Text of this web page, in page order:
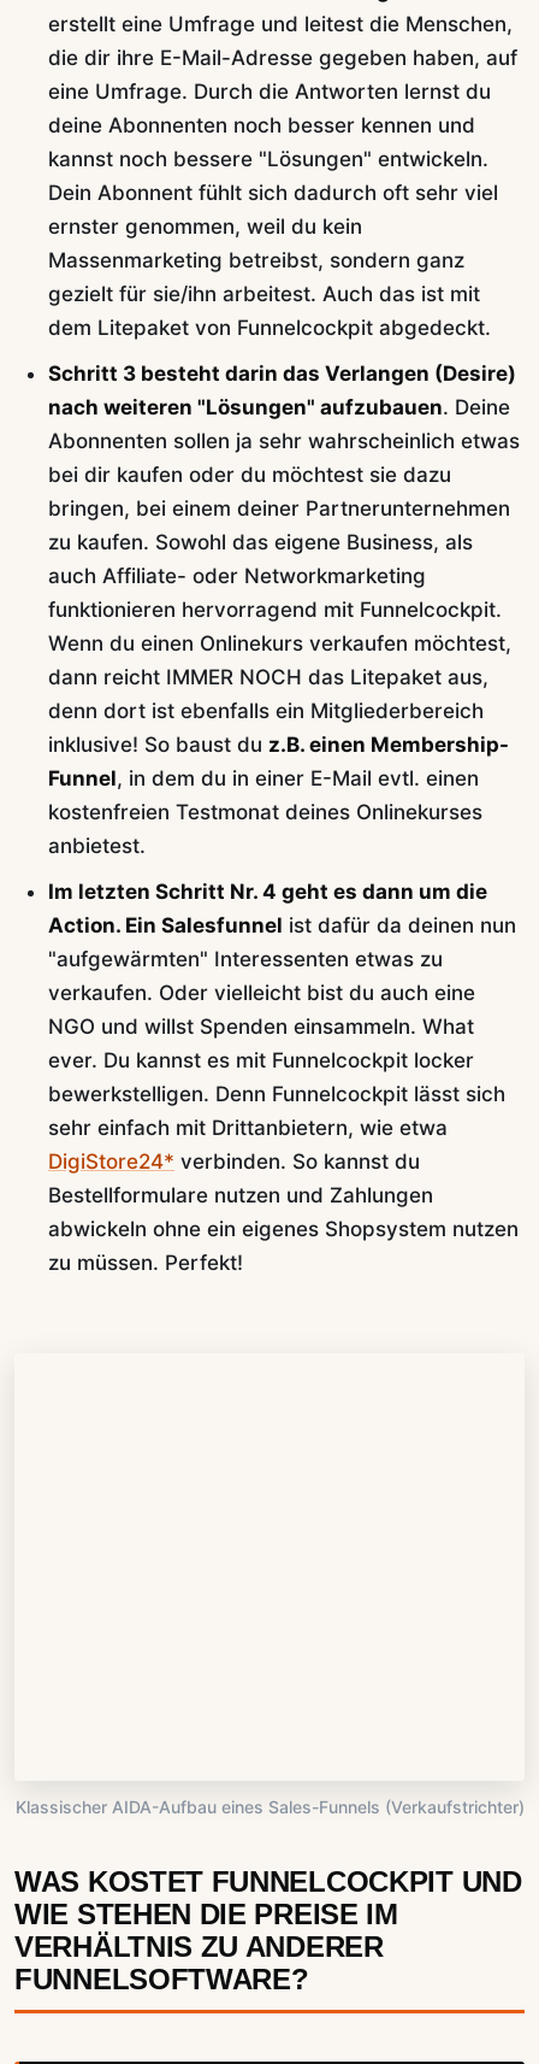
erstellt eine Umfrage und leitest die Menschen,
die dir ihre E-Mail-Adresse gegeben haben, auf
eine Umfrage. Durch die Antworten lernst du
deine Abonnenten noch besser kennen und
kannst noch bessere "Lösungen" entwickeln.
Dein Abonnent fühlt sich dadurch oft sehr viel
ernster genommen, weil du kein
Massenmarketing betreibst, sondern ganz
gezielt für sie/ihn arbeitest. Auch das ist mit
dem Litepaket von Funnelcockpit abgedeckt.
Schritt 3 besteht darin das Verlangen (Desire)
nach weiteren "Lösungen" aufzubauen. Deine
Abonnenten sollen ja sehr wahrscheinlich etwas
bei dir kaufen oder du möchtest sie dazu
bringen, bei einem deiner Partnerunternehmen
zu kaufen. Sowohl das eigene Business, als
auch Affiliate- oder Networkmarketing
funktionieren hervorragend mit Funnelcockpit.
Wenn du einen Onlinekurs verkaufen möchtest,
dann reicht IMMER NOCH das Litepaket aus,
denn dort ist ebenfalls ein Mitgliederbereich
inklusive! So baust du z.B. einen Membership-
Funnel, in dem du in einer E-Mail evtl. einen
kostenfreien Testmonat deines Onlinekurses
anbietest.
Im letzten Schritt Nr. 4 geht es dann um die
Action. Ein Salesfunnel ist dafür da deinen nun
"aufgewärmten" Interessenten etwas zu
verkaufen. Oder vielleicht bist du auch eine
NGO und willst Spenden einsammeln. What
ever. Du kannst es mit Funnelcockpit locker
bewerkstelligen. Denn Funnelcockpit lässt sich
sehr einfach mit Drittanbietern, wie etwa
DigiStore24* verbinden. So kannst du
Bestellformulare nutzen und Zahlungen
abwickeln ohne ein eigenes Shopsystem nutzen
zu müssen. Perfekt!
Klassischer AIDA-Aufbau eines Sales-Funnels (Verkaufstrichter)
WAS KOSTET FUNNELCOCKPIT UND
WIE STEHEN DIE PREISE IM
VERHÄLTNIS ZU ANDERER
FUNNELSOFTWARE?